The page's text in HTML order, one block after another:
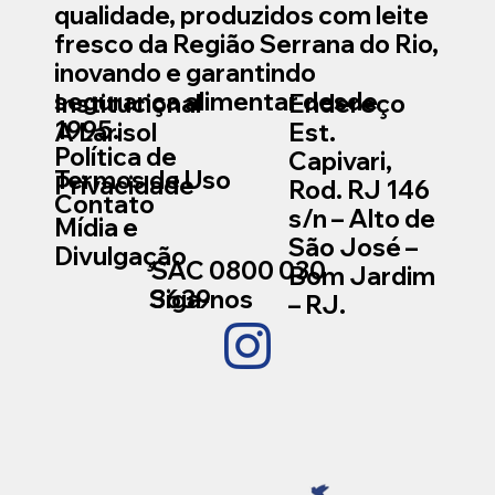
qualidade, produzidos com leite
fresco da Região Serrana do Rio,
inovando e garantindo
segurança alimentar desde
1995.
Institucional
A Larisol
Política de
Privacidade
Termos de Uso
Contato
Mídia e
Divulgação
Est.
Capivari,
Rod. RJ 146
s/n – Alto de
São José –
Bom Jardim
– RJ.
Endereço
SAC 0800 030
3639
Siga-nos